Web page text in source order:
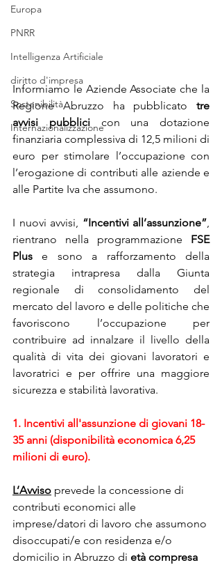
Europa
PNRR
Intelligenza Artificiale
diritto d'impresa
Sostenibilità
Internazionalizzazione
Informiamo le Aziende Associate che la
Regione Abruzzo ha pubblicato tre
avvisi pubblici con una dotazione
finanziaria complessiva di 12,5 milioni di
euro per stimolare l’occupazione con
l’erogazione di contributi alle aziende e
alle Partite Iva che assumono.
I nuovi avvisi, “Incentivi all’assunzione”
rientrano nella programmazione FSE
Plus e sono a rafforzamento della
strategia intrapresa dalla Giunta
regionale di consolidamento del
mercato del lavoro e delle politiche che
favoriscono l’occupazione per
contribuire ad innalzare il livello della
qualità di vita dei giovani lavoratori e
lavoratrici e per offrire una maggiore
sicurezza e stabilità lavorativa.
1. Incentivi all'assunzione di giovani 18-
35 anni (disponibilità economica 6,25
milioni di euro).
L’Avviso prevede la concessione di
contributi economici alle
imprese/datori di lavoro che assumono
disoccupati/e con residenza e/o
domicilio in Abruzzo di età compresa